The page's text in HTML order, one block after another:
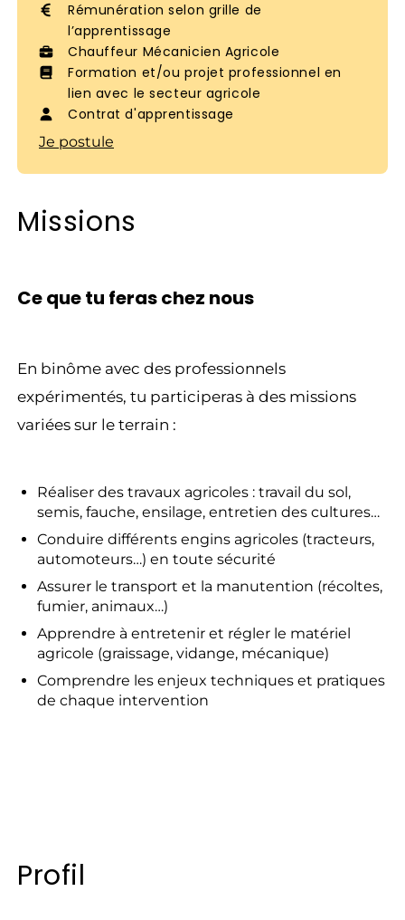
Rémunération selon grille de
l’apprentissage
Chauffeur Mécanicien Agricole
Formation et/ou projet professionnel en
lien avec le secteur agricole
Contrat d'apprentissage
Je postule
Missions
Ce que tu feras chez nous
En binôme avec des professionnels
expérimentés, tu participeras à des missions
variées sur le terrain :
Réaliser des travaux agricoles : travail du sol,
semis, fauche, ensilage, entretien des cultures…
Conduire différents engins agricoles (tracteurs,
automoteurs…) en toute sécurité
Assurer le transport et la manutention (récoltes,
fumier, animaux…)
Apprendre à entretenir et régler le matériel
agricole (graissage, vidange, mécanique)
Comprendre les enjeux techniques et pratiques
de chaque intervention
Profil